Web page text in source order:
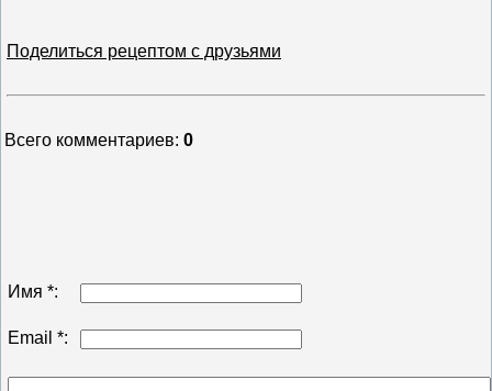
Поделиться рецептом с друзьями
Всего комментариев: 0
Имя *:
Email *: